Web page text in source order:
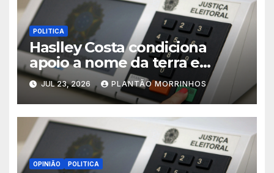
POLITICA
Haslley Costa condiciona
apoio a nome da terra e
defende candidatura única
em Morrinhos
JUL 23, 2026 PLANTÃO MORRINHOS
OPINIÃO POLITICA